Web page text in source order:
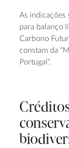
As indicações
para balanço
Carbono
constam da
Portugal”.